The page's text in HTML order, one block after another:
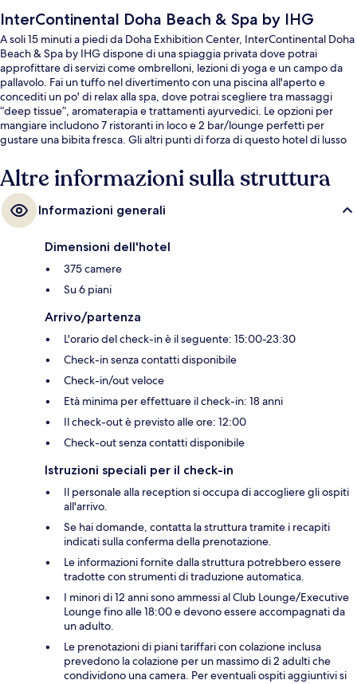
InterContinental Doha Beach & Spa by IHG
A soli 15 minuti a piedi da Doha Exhibition Center, InterContinental Doha
Beach & Spa by IHG dispone di una spiaggia privata dove potrai
approfittare di servizi come ombrelloni, lezioni di yoga e un campo da
pallavolo. Fai un tuffo nel divertimento con una piscina all'aperto e
concediti un po' di relax alla spa, dove potrai scegliere tra massaggi
“deep tissue”, aromaterapia e trattamenti ayurvedici. Le opzioni per
mangiare includono 7 ristoranti in loco e 2 bar/lounge perfetti per
gustare una bibita fresca. Gli altri punti di forza di questo hotel di lusso
e notte. Le recensioni dei viaggiatori lodano il personale gentile e la
spiaggia del posto. I mezzi pubblici sono a poca distanza: Stazione di Al
Qassar è a 11 min a piedi.
Altre informazioni sulla struttura
Informazioni generali
Dimensioni dell'hotel
375 camere
Su 6 piani
Arrivo/partenza
L'orario del check-in è il seguente: 15:00-23:30
Check-in senza contatti disponibile
Check-in/out veloce
Età minima per effettuare il check-in: 18 anni
Il check-out è previsto alle ore: 12:00
Check-out senza contatti disponibile
Istruzioni speciali per il check-in
Il personale alla reception si occupa di accogliere gli ospiti
all'arrivo.
Se hai domande, contatta la struttura tramite i recapiti
indicati sulla conferma della prenotazione.
Le informazioni fornite dalla struttura potrebbero essere
tradotte con strumenti di traduzione automatica.
I minori di 12 anni sono ammessi al Club Lounge/Executive
Lounge fino alle 18:00 e devono essere accompagnati da
un adulto.
Le prenotazioni di piani tariffari con colazione inclusa
prevedono la colazione per un massimo di 2 adulti che
condividono una camera. Per eventuali ospiti aggiuntivi si